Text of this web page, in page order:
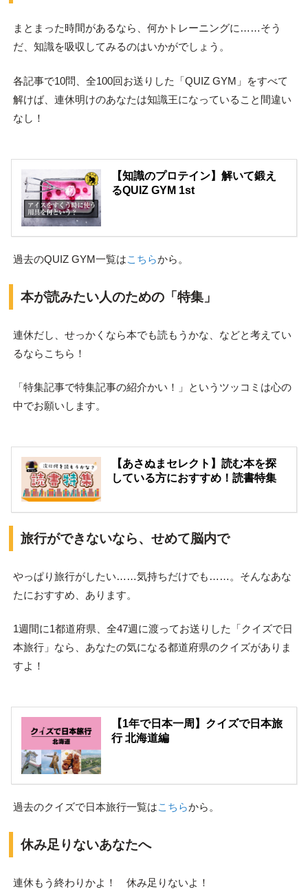
まとまった時間があるなら、何かトレーニングに……そう
だ、知識を吸収してみるのはいかがでしょう。
各記事で10問、全100回お送りした「QUIZ GYM」をすべて
解けば、連休明けのあなたは知識王になっていること間違い
なし！
【知識のプロテイン】解いて鍛え
るQUIZ GYM 1st
過去のQUIZ GYM一覧はこちらから。
本が読みたい人のための「特集」
連休だし、せっかくなら本でも読もうかな、などと考えてい
るならこちら！
「特集記事で特集記事の紹介かい！」というツッコミは心の
中でお願いします。
【あさぬまセレクト】読む本を探
している方におすすめ！読書特集
旅行ができないなら、せめて脳内で
やっぱり旅行がしたい……気持ちだけでも……。そんなあな
たにおすすめ、あります。
1週間に1都道府県、全47週に渡ってお送りした「クイズで日
本旅行」なら、あなたの気になる都道府県のクイズがありま
すよ！
【1年で日本一周】クイズで日本旅
行 北海道編
過去のクイズで日本旅行一覧はこちらから。
休み足りないあなたへ
連休もう終わりかよ！ 休み足りないよ！